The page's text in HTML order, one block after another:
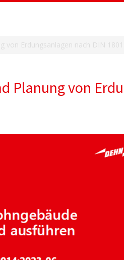
von Erdungsanlagen nach DIN
Planung von